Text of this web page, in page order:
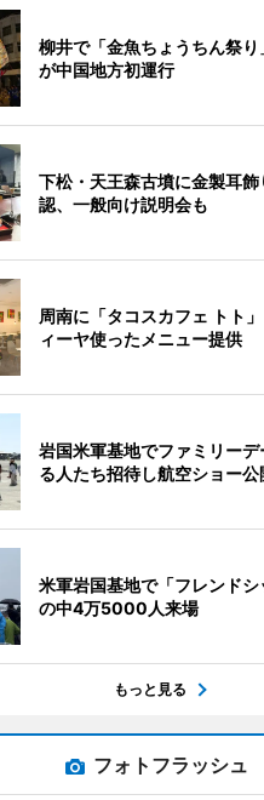
柳井で「金魚ちょうちん祭
が中国地方初運行
下松・天王森古墳に金製耳
認、一般向け説明会も
周南に「タコスカフェ トト
ィーヤ使ったメニュー提供
岩国米軍基地でファミリー
る人たち招待し航空ショー公
米軍岩国基地で「フレンド
の中4万5000人来場
もっと見る
フォトフラッシュ